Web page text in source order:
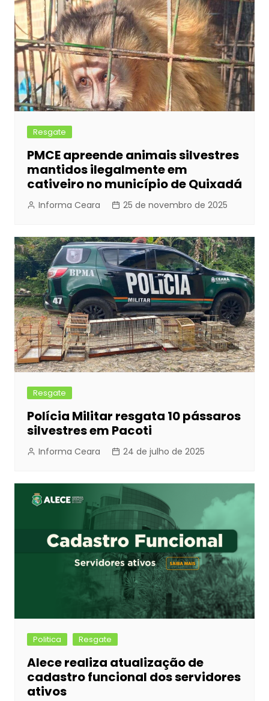
o
k
g
er
p
Resgate
PMCE apreende animais silvestres
mantidos ilegalmente em
cativeiro no município de Quixadá
Informa Ceara 25 de novembro de 2025
Resgate
Polícia Militar resgata 10 pássaros
silvestres em Pacoti
Informa Ceara 24 de julho de 2025
Politica Resgate
Alece realiza atualização de
cadastro funcional dos servidores
ativos